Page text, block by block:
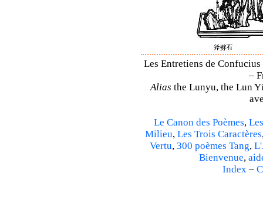
Les Entretiens de
–
Alias the Lunyu, the Lun
Le Canon des Poèmes,
Milieu, Les Trois Caractères
Vertu, 300 poèmes Tang,
Bienvenue,
Index –